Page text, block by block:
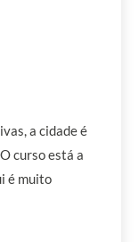
a cidade é
curso está a
é muito